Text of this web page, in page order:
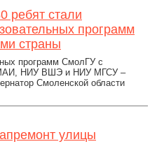
ребят стали
программ
страны
программ СмолГУ с
МАИ, НИУ ВШЭ и НИУ МГСУ –
Смоленской области
улицы